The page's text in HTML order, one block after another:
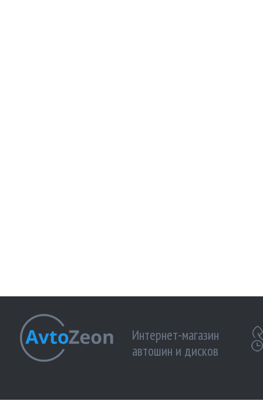
Интернет-магазин
автошин и дисков